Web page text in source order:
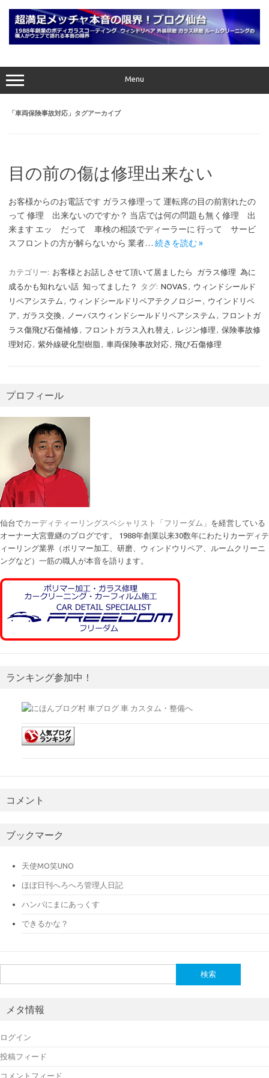
プ
Menu
「車両保険事故対応 」タグアーカイブ
目の前の傷は修理出来ない
お客様からのお電話です ガラス修理って 運転席の目の前割れたの
って 修理 出来ないのですか？ 当店では何の問題も無く修理 出
来ます エッ だって 車検の相談でディーラーに 行って サービ
スフロントの方が解らないから 業者… 続きを読む »
カテゴリー: お客様とお話しさせて頂いて居ましたら ガラス修理 為に
成るかも知れない話 知ってました？ タグ: NOVAS , ウィンドシールド
リペアシステム , ウィンドシールドリペアテクノロジー , ウインドリペ
ア , ガラス交換, ノーバスウィンドシールドリペアシステム , フロントガ
ラス傷飛び石傷補修, フロントガラス入れ替え , レジン修理 , 保険事故修
理対応, 紫外線硬化型樹脂, 車両保険事故対応, 飛び石傷修理
プロフィール
仙台でカーディティーリングスペシャリスト「フリーダム」 を経営している
オーナー大宮豊継のブログです。 1988年創業以来30数年にわたりカーディテ
ィーリング業界（ポリマー加工、研磨、ウィンドウリペア、ルームクリーニ
ングなど）一筋の職人が本音を語ります。
ランキング参加中！
コメント
ブックマーク
天使MO笑UNO
ほぼ日刊へろへろ管理人日記
ハンパにまにあっくす
できるかな？
索:
メタ情報
ログイン
投稿フィード
コメントフィード